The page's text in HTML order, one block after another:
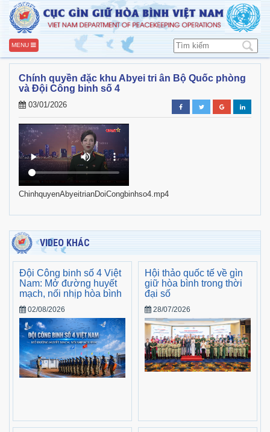
MENU
Chính quyền đặc khu Abyei tri ân Bộ Quốc phòng
và Đội Công binh số 4
03/01/2026
ChinhquyenAbyeitrianDoiCongbinhso4.mp4
VIDEO KHÁC
Đội Công binh số 4 Việt
Nam: Mở đường huyết
mạch, nối nhịp hòa bình
02/08/2026
Hội thảo quốc tế về gìn
giữ hòa bình trong thời
đại số
28/07/2026